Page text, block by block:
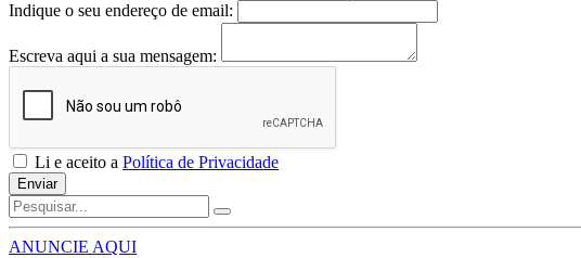
Indique o seu endereço de email:
Escreva aqui a sua mensagem:
Li e aceito a Política de Privacidade
Enviar
ANUNCIE AQUI